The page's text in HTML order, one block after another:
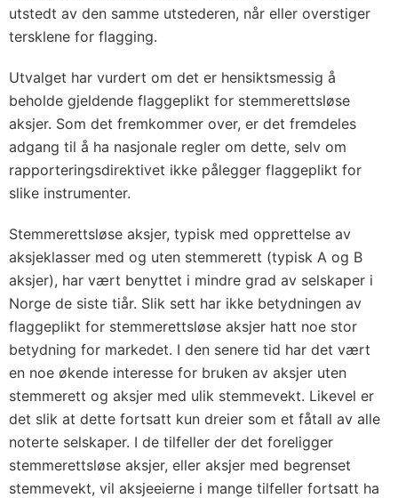
utstedt av den samme utstederen, når eller overstiger
tersklene for flagging.
Utvalget har vurdert om det er hensiktsmessig å
beholde gjeldende flaggeplikt for stemmerettsløse
aksjer. Som det fremkommer over, er det fremdeles
adgang til å ha nasjonale regler om dette, selv om
rapporteringsdirektivet ikke pålegger flaggeplikt for
slike instrumenter.
Stemmerettsløse aksjer, typisk med opprettelse av
aksjeklasser med og uten stemmerett (typisk A og B
aksjer), har vært benyttet i mindre grad av selskaper i
Norge de siste tiår. Slik sett har ikke betydningen av
flaggeplikt for stemmerettsløse aksjer hatt noe stor
betydning for markedet. I den senere tid har det vært
en noe økende interesse for bruken av aksjer uten
stemmerett og aksjer med ulik stemmevekt. Likevel er
det slik at dette fortsatt kun dreier som et fåtall av alle
noterte selskaper. I de tilfeller der det foreligger
stemmerettsløse aksjer, eller aksjer med begrenset
stemmevekt, vil aksjeeierne i mange tilfeller fortsatt ha